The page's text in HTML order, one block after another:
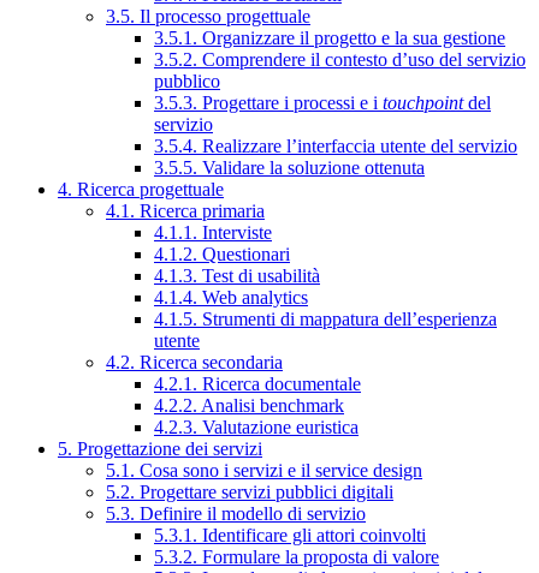
3.5. Il processo progettuale
3.5.1. Organizzare il progetto e la sua gestione
3.5.2. Comprendere il contesto d’uso del servizio
pubblico
3.5.3. Progettare i processi e i touchpointdel
servizio
3.5.4. Realizzare l’interfaccia utente del servizio
3.5.5. Validare la soluzione ottenuta
4. Ricerca progettuale
4.1. Ricerca primaria
4.1.1. Interviste
4.1.2. Questionari
4.1.3. Test di usabilità
4.1.4. Web analytics
4.1.5. Strumenti di mappatura dell’esperienza
utente
4.2. Ricerca secondaria
4.2.1. Ricerca documentale
4.2.2. Analisi benchmark
4.2.3. Valutazione euristica
5. Progettazione dei servizi
5.1. Cosa sono i servizi e il service design
5.2. Progettare servizi pubblici digitali
5.3. Definire il modello di servizio
5.3.1. Identificare gli attori coinvolti
5.3.2. Formulare la proposta di valore